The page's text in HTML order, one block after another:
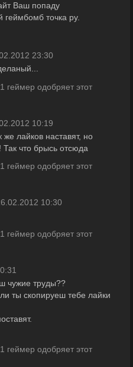
Ваш попаду
геймбомб точка ру.
23:30
1 геймер одобряет этот
10:19
же лайков наставят, но
Так что брысь отсюда
1 геймер одобряет этот
10:30
1 геймер одобряет этот
чужие труды??
ты скопируеш тебе лайки
1 геймер одобряет этот